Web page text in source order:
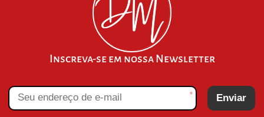
Inscreva-se em nossa Newsletter
* Enviar